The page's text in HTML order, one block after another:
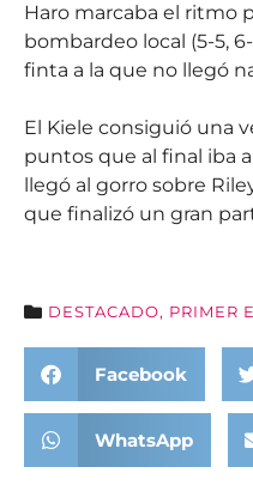
Haro marcaba el ritmo
bombardeo local (5-5,
finta a la que no llegó
El Kiele consiguió una
puntos que al final iba
llegó al gorro sobre
que finalizó un gran
DESTACADO, PRIMER
Facebook
WhatsApp